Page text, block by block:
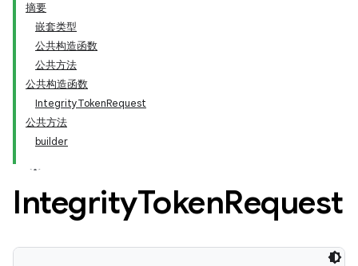
摘要
嵌套类型
公共构造函数
公共方法
公共构造函数
IntegrityTokenRequest
公共方法
builder
IntegrityTokenRequest